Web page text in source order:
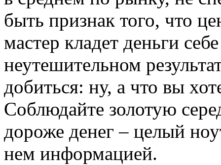
быть признак того, что
мастер кладет деньги
неутешительном
добиться: ну, а что вы
Соблюдайте золотую
дороже денег – целый
нем информацией.